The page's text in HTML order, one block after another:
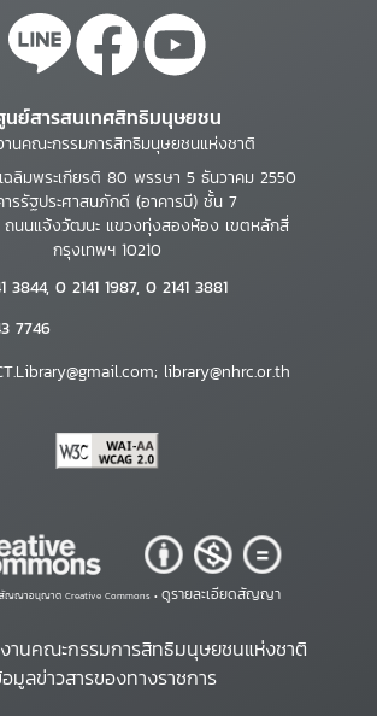
นย์สารสนเทศสิทธิมนุษยชน
านคณะกรรมการสิทธิมนุษยชนแห่งชาติ
ฉลิมพระเกียรติ 80 พรรษา 5 ธันวาคม 2550
ารรัฐประศาสนภักดี (อาคารบี) ชั้น 7
ถนนแจ้งวัฒนะ แขวงทุ่งสองห้อง เขตหลักสี่
กรุงเทพฯ 10210
3844, 0 2141 1987, 0 2141 3881
7746
library@nhrc.or.th
สัญญาอนุญาต Creative Commons • ดูรายละเอียดสัญญา
านคณะกรรมการสิทธิมนุษยชนแห่งชาติ
มูลข่าวสารของทางราชการ